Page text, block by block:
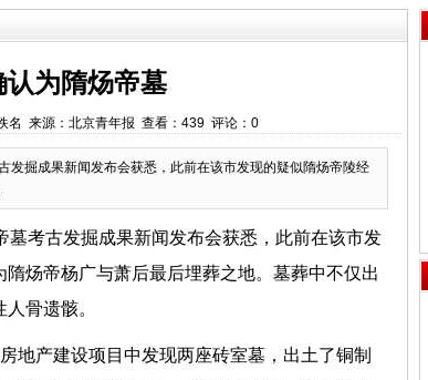
为隋炀帝墓
名 来源：北京青年报 查看： 439 评论： 0
发掘成果新闻发布会获悉，此前在该市发现的疑似隋炀帝陵经
考古发掘成果新闻发布会获悉，此前在该市发
炀帝杨广与萧后最后埋葬之地。墓葬中不仅出
性人骨遗骸。
地产建设项目中发现两座砖室墓，出土了铜制